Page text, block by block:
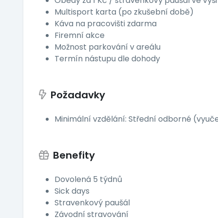
Multisport karta (po zkušební době)
Káva na pracovišti zdarma
Firemní akce
Možnost parkování v areálu
Termín nástupu dle dohody
Požadavky
Minimální vzdělání: Střední odborné
Benefity
Dovolená 5 týdnů
Sick days
Stravenkový paušál
Závodní stravování